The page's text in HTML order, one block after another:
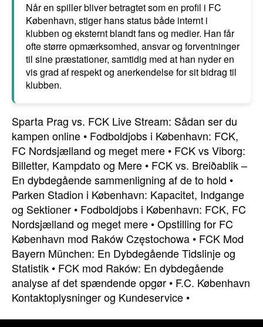
Når en spiller bliver betragtet som en profil i FC
København, stiger hans status både internt i
klubben og eksternt blandt fans og medier. Han får
ofte større opmærksomhed, ansvar og forventninger
til sine præstationer, samtidig med at han nyder en
vis grad af respekt og anerkendelse for sit bidrag til
klubben.
Sparta Prag vs. FCK Live Stream: Sådan ser du
kampen online • Fodboldjobs i København: FCK,
FC Nordsjælland og meget mere • FCK vs Viborg:
Billetter, Kampdato og Mere • FCK vs. Breiðablik –
En dybdegående sammenligning af de to hold •
Parken Stadion i København: Kapacitet, Indgange
og Sektioner • Fodboldjobs i København: FCK, FC
Nordsjælland og meget mere •Opstilling for FC
København mod Raków Częstochowa • FCK Mod
Bayern München: En Dybdegående Tidslinje og
Statistik • FCK mod Raków: En dybdegående
analyse af det spændende opgør • F.C. København
Kontaktoplysninger og Kundeservice •